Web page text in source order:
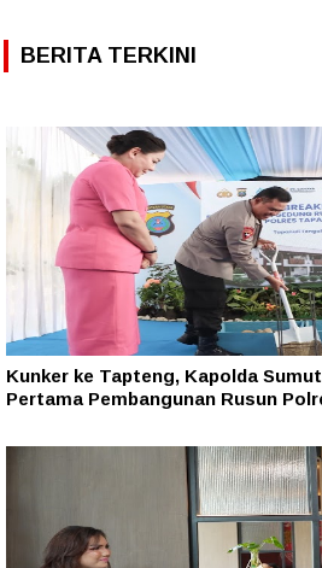
BERITA TERKINI
Kunker ke Tapteng, Kapolda
Pertama Pembangunan Rusun